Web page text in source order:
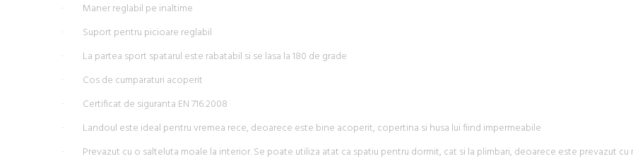
· Maner reglabil pe inaltime
· Suport pentru picioare reglabil
· La partea sport spatarul este rabatabil si se lasa la 180 de grade
· Cos de cumparaturi acoperit
· Certificat de siguranta EN 716:2008
· Landoul este ideal pentru vremea rece, deoarece este bine acoperit, copertina si husa lui fiind impermeabile
· Prevazut cu o salteluta moale la interior. Se poate utiliza atat ca spatiu pentru dormit, cat si la plimbari, deoarece este prevazut cu